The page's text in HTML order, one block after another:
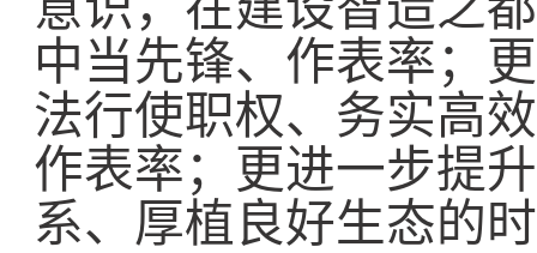
中当先锋、作表率；
法行使职权、务实高
作表率；更进一步提
系、厚植良好生态的